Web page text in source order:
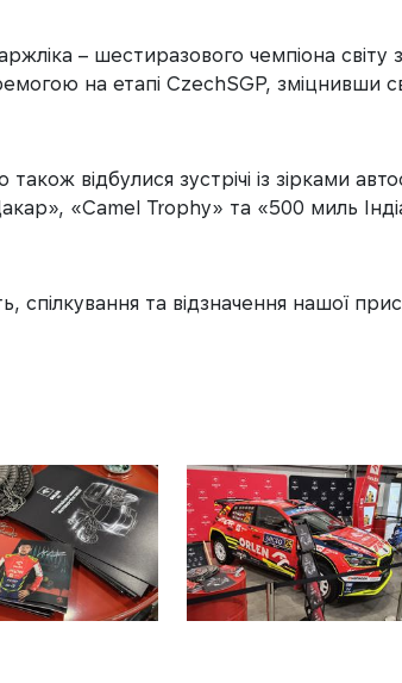
– шестиразового чемпіона світу
на етапі CzechSGP, зміцнивши
відбулися зустрічі із зірками
«Camel Trophy» та «500 миль
спілкування та відзначення нашої